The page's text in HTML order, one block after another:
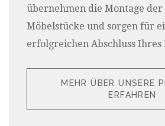
übernehmen die Montage
Möbelstücke und sorgen für
erfolgreichen Abschluss Ihres
MEHR ÜBER UNSERE
ERFAHREN